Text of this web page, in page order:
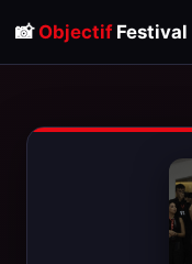
📸 ObjectifFestival